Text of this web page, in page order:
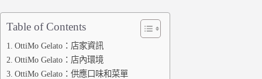
Table of Contents
OttiMo Gelato：店家資訊
OttiMo Gelato：店內環境
OttiMo Gelato：供應口味和菜單